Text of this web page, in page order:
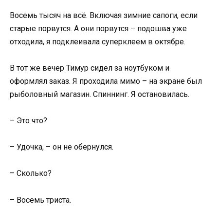
Восемь тысяч на всё. Включая зимние сапоги, если
старые порвутся. А они порвутся – подошва уже
отходила, я подклеивала суперклеем в октябре.
В тот же вечер Тимур сидел за ноутбуком и
оформлял заказ. Я проходила мимо – на экране был
рыболовный магазин. Спиннинг. Я остановилась.
– Это что?
– Удочка, – он не обернулся.
– Сколько?
– Восемь триста.